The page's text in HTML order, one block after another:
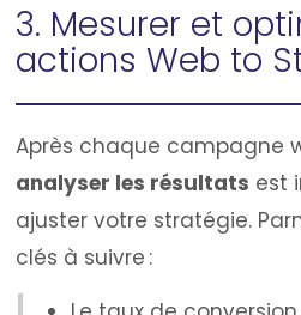
3. Mesurer et
actions Web to
Après chaque campagne
analyser les résultats est
ajuster votre stratégie.
clés à suivre :